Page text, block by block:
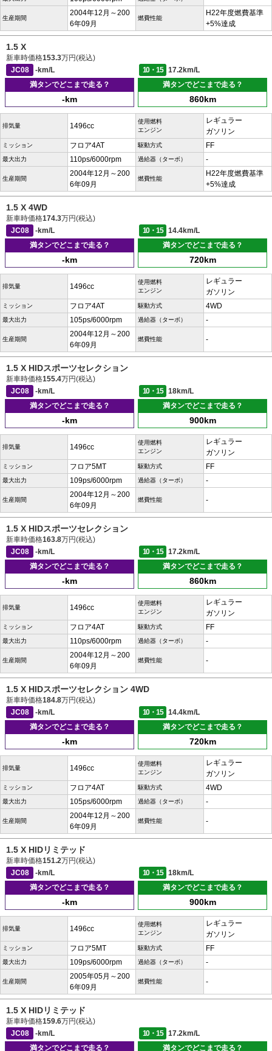
生産期間
2004年12月～200
6年09月
燃費性能
H22年度燃費基準
+5%達成
1.5 X
新車時価格153.3万円(税込)
JC08
-km/L 10・15
17.2km/L
満タンでどこまで走る？
-km
満タンでどこまで走る？
860km
排気量 1496cc
使用燃料
エンジン
レギュラー
ガソリン
ミッション フロア4AT 駆動方式 FF
最大出力 110ps/6000rpm 過給器（ターボ） -
生産期間
2004年12月～200
6年09月
燃費性能
H22年度燃費基準
+5%達成
1.5 X 4WD
新車時価格174.3万円(税込)
JC08
-km/L 10・15
14.4km/L
満タンでどこまで走る？
-km
満タンでどこまで走る？
720km
排気量 1496cc
使用燃料
エンジン
レギュラー
ガソリン
ミッション フロア4AT 駆動方式 4WD
最大出力 105ps/6000rpm 過給器（ターボ） -
生産期間
2004年12月～200
6年09月
燃費性能 -
1.5 X HIDスポーツセレクション
新車時価格155.4万円(税込)
JC08
-km/L 10・15
18km/L
満タンでどこまで走る？
-km
満タンでどこまで走る？
900km
排気量 1496cc
使用燃料
エンジン
レギュラー
ガソリン
ミッション フロア5MT 駆動方式 FF
最大出力 109ps/6000rpm 過給器（ターボ） -
生産期間
2004年12月～200
6年09月
燃費性能 -
1.5 X HIDスポーツセレクション
新車時価格163.8万円(税込)
JC08
-km/L 10・15
17.2km/L
満タンでどこまで走る？
-km
満タンでどこまで走る？
860km
排気量 1496cc
使用燃料
エンジン
レギュラー
ガソリン
ミッション フロア4AT 駆動方式 FF
最大出力 110ps/6000rpm 過給器（ターボ） -
生産期間
2004年12月～200
6年09月
燃費性能 -
1.5 X HIDスポーツセレクション 4WD
新車時価格184.8万円(税込)
JC08
-km/L 10・15
14.4km/L
満タンでどこまで走る？
-km
満タンでどこまで走る？
720km
排気量 1496cc
使用燃料
エンジン
レギュラー
ガソリン
ミッション フロア4AT 駆動方式 4WD
最大出力 105ps/6000rpm 過給器（ターボ） -
生産期間
2004年12月～200
6年09月
燃費性能 -
1.5 X HIDリミテッド
新車時価格151.2万円(税込)
JC08
-km/L 10・15
18km/L
満タンでどこまで走る？
-km
満タンでどこまで走る？
900km
排気量 1496cc
使用燃料
エンジン
レギュラー
ガソリン
ミッション フロア5MT 駆動方式 FF
最大出力 109ps/6000rpm 過給器（ターボ） -
生産期間
2005年05月～200
6年09月
燃費性能 -
1.5 X HIDリミテッド
新車時価格159.6万円(税込)
JC08
-km/L 10・15
17.2km/L
満タンでどこまで走る？
満タンでどこまで走る？